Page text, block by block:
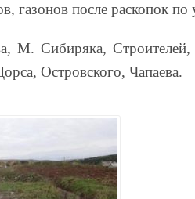
газонов после раскопок по
М. Сибиряка,
Островского, Чапаева.